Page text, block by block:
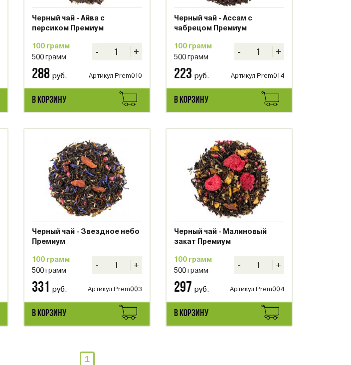
Черный чай - Айва с
персиком Премиум
100 грамм
500 грамм
- +
288 руб. Артикул Prem010
В КОРЗИНУ
Черный чай - Ассам с
чабрецом Премиум
100 грамм
500 грамм
- +
223 руб. Артикул Prem014
В КОРЗИНУ
Черный чай - Звездное небо
Премиум
100 грамм
500 грамм
- +
331 руб. Артикул Prem003
В КОРЗИНУ
Черный чай - Малиновый
закат Премиум
100 грамм
500 грамм
- +
297 руб. Артикул Prem004
В КОРЗИНУ
1